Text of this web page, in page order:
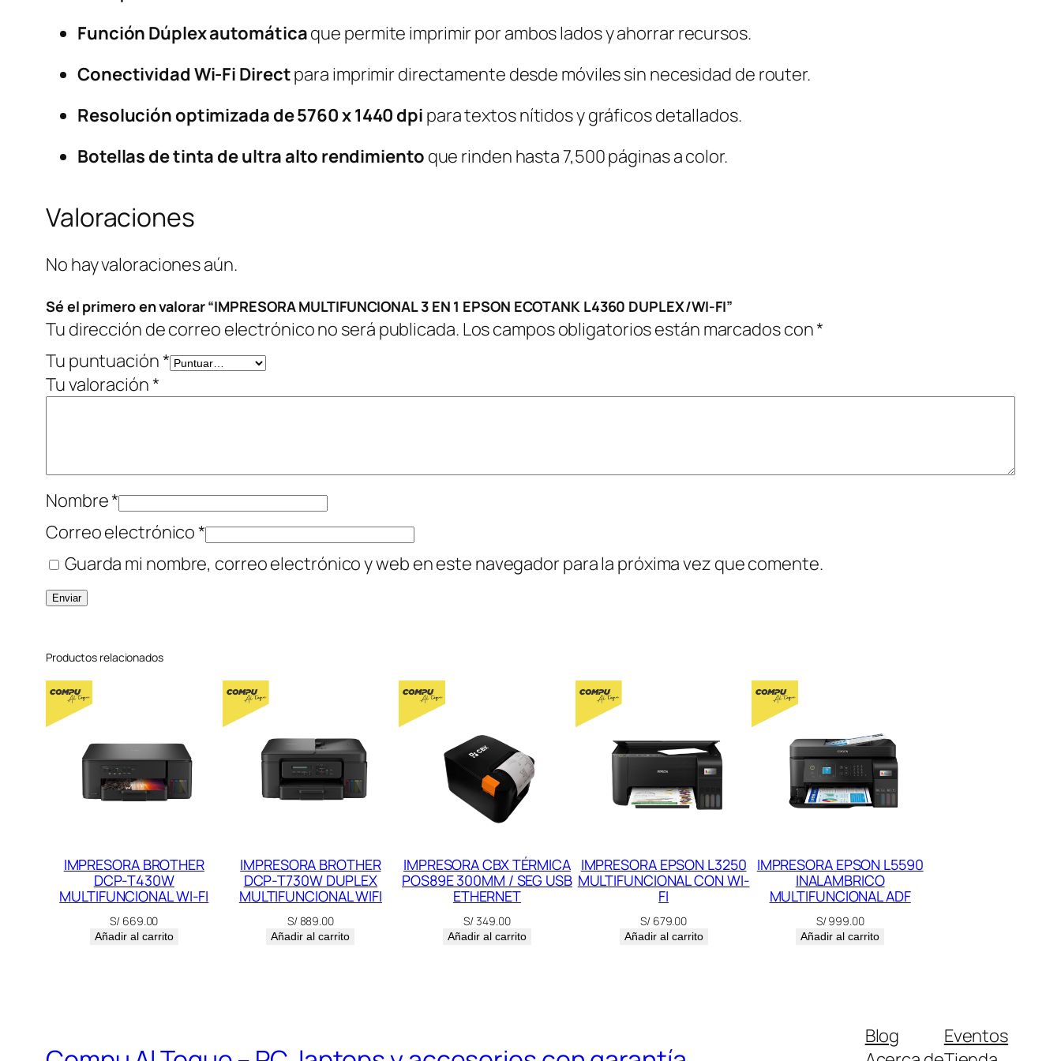
F
N
O
1
E
C
A
N
D
U
P
X
/
W
I
a
Función Dúplex automáticaque permite imprimir por ambos lados y ahorrar recursos.
Conectividad Wi-Fi Directpara imprimir directamente desde móviles sin necesidad de router.
Resolución optimizada de 5760 x 1440 dpi para textos nítidos y gráficos detallados.
Botellas de tinta de ultra alto rendimiento que rinden hasta 7,500 páginas a color.
Valoraciones
No hay valoraciones aún.
Sé el primero en valorar “IMPRESORA MULTIFUNCIONAL 3 EN 1 EPSON ECOTANK L4360 DUPLEX/WI-FI”
Tu dirección de correo electrónico no será publicada. Los campos obligatorios están marcados con*
Tu puntuación*
Tu valoración*
Nombre*
Correo electrónico*
Guarda mi nombre, correo electrónico y web en este navegador para la próxima vez que comente.
Productos relacionados
IMPRESORA BROTHER
DCP-T430W
MULTIFUNCIONAL WI-FI
S/ 669.00
Añadir al carrito
IMPRESORA BROTHER
DCP-T730W DUPLEX
MULTIFUNCIONAL WIFI
S/889.00
Añadir al carrito
IMPRESORA CBX TÉRMICA
POS89E 300MM / SEG USB
ETHERNET
S/349.00
Añadir al carrito
IMPRESORA EPSON L3250
MULTIFUNCIONAL CON WI-
FI
S/679.00
Añadir al carrito
IMPRESORA EPSON L5590
INALAMBRICO
MULTIFUNCIONAL ADF
S/999.00
Añadir al carrito
Blog
Eventos